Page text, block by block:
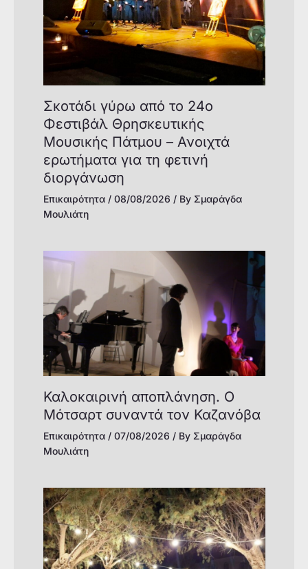
Σκοτάδι γύρω από το 24ο
Φεστιβάλ Θρησκευτικής
Μουσικής Πάτμου – Ανοιχτά
ερωτήματα για τη φετινή
διοργάνωση
Επικαιρότητα/ 08/08/2026 / By Σμαράγδα
Μουλιάτη
Καλοκαιρινή αποπλάνηση. Ο
Μότσαρτ συναντά τον Καζανόβα
Επικαιρότητα/ 07/08/2026 / By Σμαράγδα
Μουλιάτη